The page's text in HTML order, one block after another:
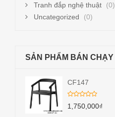
Tranh đắp nghệ thuật
(0)
Uncategorized
(0)
SẢN PHẨM BÁN CHẠY
CF147
1,750,000₫